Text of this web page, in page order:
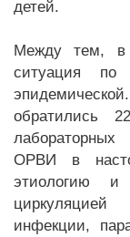
детей.
Между тем, в
ситуация
обратились
ОРВИ в
этиологию и
инфекции,